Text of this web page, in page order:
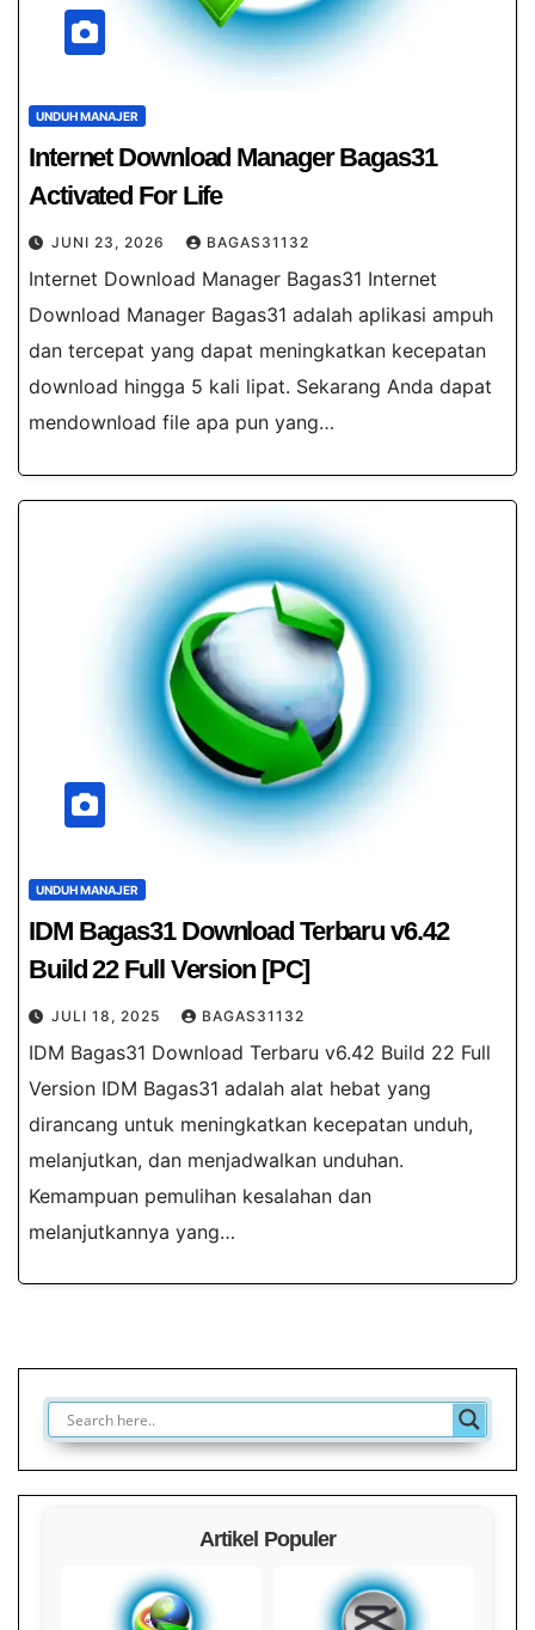
UNDUH MANAJER
Internet Download Manager Bagas31​
Activated For Life
JUNI 23, 2026 BAGAS31132
Internet Download Manager Bagas31​ Internet
Download Manager Bagas31 adalah aplikasi ampuh
dan tercepat yang dapat meningkatkan kecepatan
download hingga 5 kali lipat. Sekarang Anda dapat
mendownload file apa pun yang…
UNDUH MANAJER
IDM Bagas31​ Download Terbaru v6.42
Build 22 Full Version [PC]
JULI 18, 2025 BAGAS31132
IDM Bagas31​ Download Terbaru v6.42 Build 22 Full
Version IDM Bagas31 adalah alat hebat yang
dirancang untuk meningkatkan kecepatan unduh,
melanjutkan, dan menjadwalkan unduhan.
Kemampuan pemulihan kesalahan dan
melanjutkannya yang…
Artikel Populer